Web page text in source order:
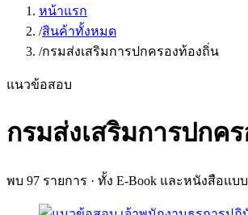
หน้าแรก
/สินค้าทั้งหมด
/กรมส่งเสริมการปกครองท้องถิ่น
แนวข้อสอบ
กรมส่งเสริมการปกค
พบ 97 รายการ · ทั้ง E-Book และหนังสือแบ